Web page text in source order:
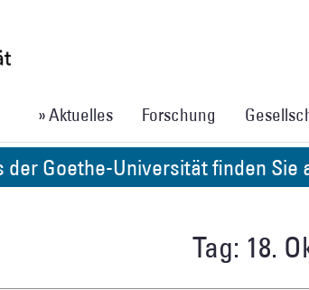
» Aktuelles Forschung
der Goethe-Universität finden
Tag: 18.